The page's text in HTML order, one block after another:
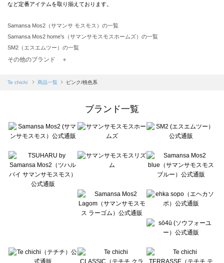
など定番アイテムを取り揃えております。
Samansa Mos2（サマンサ モスモス）の一覧
Samansa Mos2 home's（サマンサモスモスホームズ）の一覧
SM2（エスエムツー）の一覧
TSUHARU by Samansa Mos2（ツハルバイサマンサモスモス）の一覧
Samansa Mos2 blue（サマンサモスモス ブルー）の一覧
Te chichi（テチチ）の一覧
Te chichi CLASSIC（テチチ クラシック）の一覧
Lugnoncure（ルノンキュール）の一覧
BETTY'S BLUE（べティーズブルー）の一覧
Wpc.（ワールドパーティー）の一覧
その他のブランド ＋
Te chichi 商品一覧 ピンク/桃色系
ブランド一覧